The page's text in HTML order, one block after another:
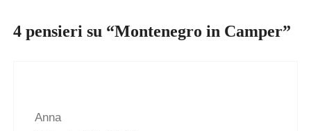
4 pensieri su “Montenegro in Camper”
Anna